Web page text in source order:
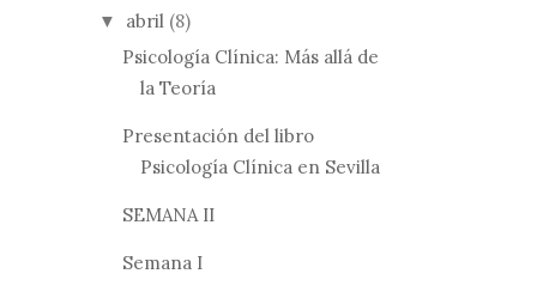
▼ abril (8)
Psicología Clínica: Más allá de
la Teoría
Presentación del libro
Psicología Clínica en Sevilla
SEMANA II
Semana I